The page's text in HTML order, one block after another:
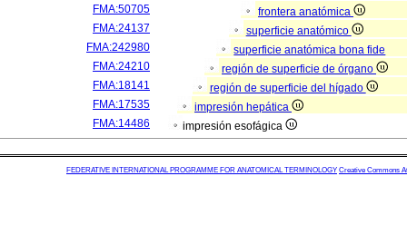
FMA:50705
frontera anatómica
FMA:24137
superficie anatómico
FMA:242980
superficie anatómica bona fide
FMA:24210
región de superficie de órgano
FMA:18141
región de superficie del hígado
FMA:17535
impresión hepática
FMA:14486
impresión esofágica
FEDERATIVE INTERNATIONAL PROGRAMME FOR ANATOMICAL TERMINOLOGY Creative Commons